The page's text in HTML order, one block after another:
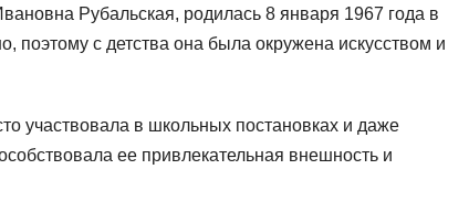
Рубальская, родилась 8 января 1967 года в
поэтому с детства она была окружена искусством и
участвовала в школьных постановках и даже
ее привлекательная внешность и